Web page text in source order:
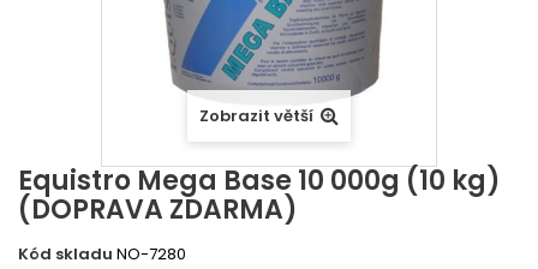
Zobrazit větší
Equistro Mega Base 10 000g (10 kg)
(DOPRAVA ZDARMA)
Kód skladu NO-7280